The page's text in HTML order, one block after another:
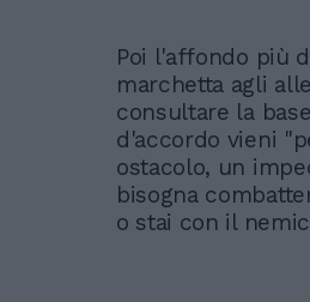
Poi l'affondo più
marchetta agli
consultare la
d'accordo vieni
ostacolo, un
bisogna
o stai con il